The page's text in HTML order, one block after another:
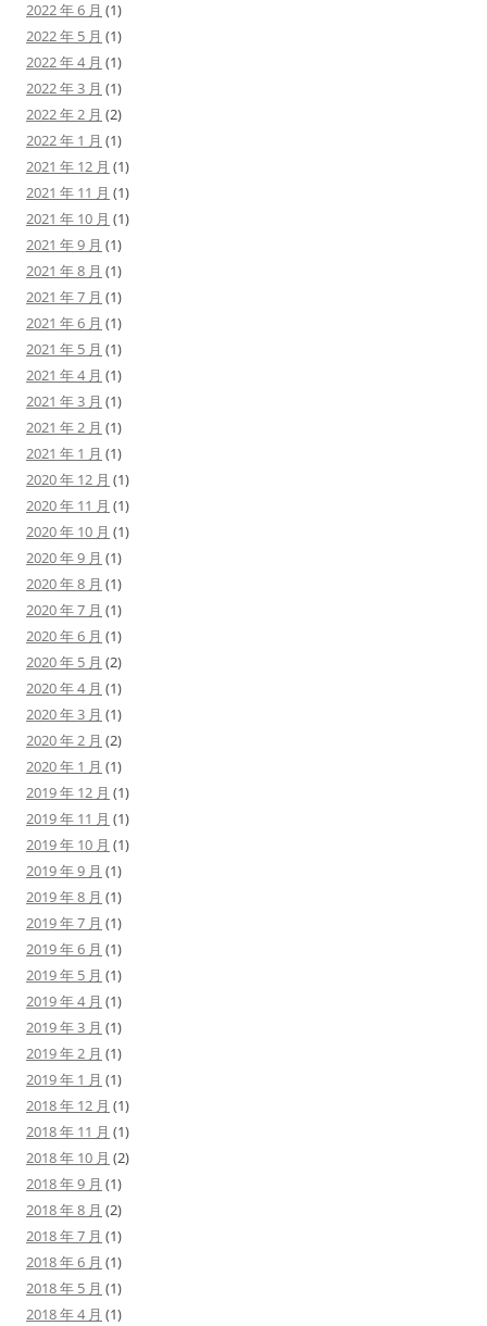
2022 年 6 月 (1)
2022 年 5 月 (1)
2022 年 4 月 (1)
2022 年 3 月 (1)
2022 年 2 月 (2)
2022 年 1 月 (1)
2021 年 12 月 (1)
2021 年 11 月 (1)
2021 年 10 月 (1)
2021 年 9 月 (1)
2021 年 8 月 (1)
2021 年 7 月 (1)
2021 年 6 月 (1)
2021 年 5 月 (1)
2021 年 4 月 (1)
2021 年 3 月 (1)
2021 年 2 月 (1)
2021 年 1 月 (1)
2020 年 12 月 (1)
2020 年 11 月 (1)
2020 年 10 月 (1)
2020 年 9 月 (1)
2020 年 8 月 (1)
2020 年 7 月 (1)
2020 年 6 月 (1)
2020 年 5 月 (2)
2020 年 4 月 (1)
2020 年 3 月 (1)
2020 年 2 月 (2)
2020 年 1 月 (1)
2019 年 12 月 (1)
2019 年 11 月 (1)
2019 年 10 月 (1)
2019 年 9 月 (1)
2019 年 8 月 (1)
2019 年 7 月 (1)
2019 年 6 月 (1)
2019 年 5 月 (1)
2019 年 4 月 (1)
2019 年 3 月 (1)
2019 年 2 月 (1)
2019 年 1 月 (1)
2018 年 12 月 (1)
2018 年 11 月 (1)
2018 年 10 月 (2)
2018 年 9 月 (1)
2018 年 8 月 (2)
2018 年 7 月 (1)
2018 年 6 月 (1)
2018 年 5 月 (1)
2018 年 4 月 (1)